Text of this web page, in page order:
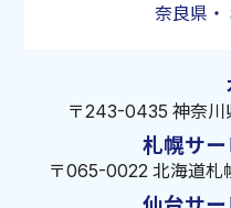
奈良県 ・
〒243-0435 神奈川
札幌サ
〒065-0022 北海道札